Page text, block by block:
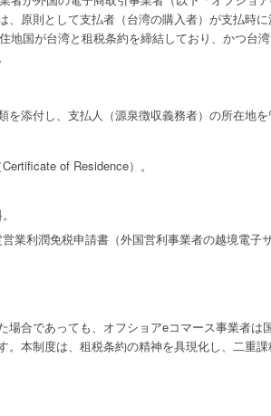
原則として支払者（台湾の購入者）が支払時
地国が台湾と租税条約を締結しており、かつ台
添付し、支払人（源泉徴収義務者）の所在地
of Residence）。
業利潤免税申請書（外国営利事業者の越境電子
合であっても、オフショアeコマース事業者は
本制度は、租税条約の精神を具現化し、二重